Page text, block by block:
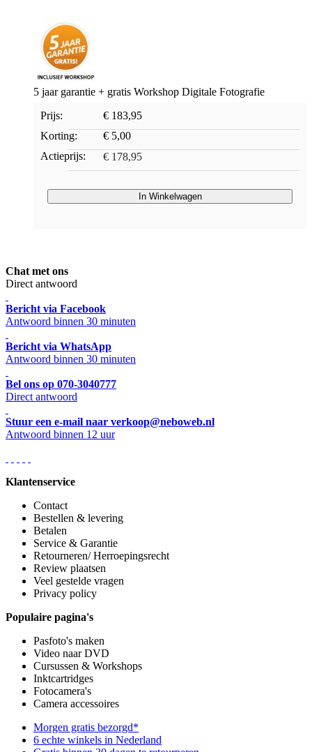
5 jaar garantie + gratis Workshop Digitale Fotografie
Prijs:
€ 183,95
Korting:
€ 5,00
Actieprijs:
€ 178,95
In Winkelwagen
Chat met ons
Direct antwoord
Bericht via Facebook
Antwoord binnen 30 minuten
Bericht via WhatsApp
Antwoord binnen 30 minuten
Bel ons op 070-3040777
Direct antwoord
Stuur een e-mail naar verkoop@neboweb.nl
Antwoord binnen 12 uur
Klantenservice
Contact
Bestellen & levering
Betalen
Service & Garantie
Retourneren/ Herroepingsrecht
Review plaatsen
Veel gestelde vragen
Privacy policy
Populaire pagina's
Pasfoto's maken
Video naar DVD
Cursussen & Workshops
Inktcartridges
Fotocamera's
Camera accessoires
Morgen gratis bezorgd*
6 echte winkels in Nederland